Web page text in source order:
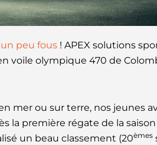
un peu fous ! APEX solutions
voile olympique 470 de
mer ou sur terre, nos jeunes
la première régate de la
un beau classement (20èmes